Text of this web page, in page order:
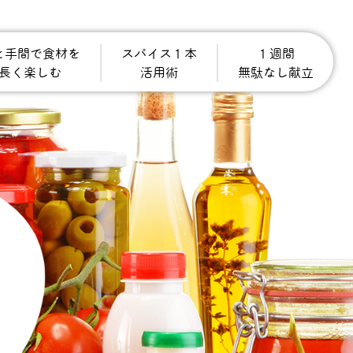
手間で食材を
く楽しむ
スパイス１本
活用術
１週間
無駄なし献立